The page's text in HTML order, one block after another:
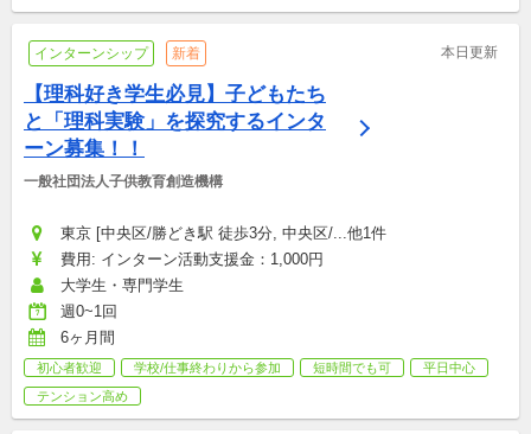
インターンシップ 新着 本日更新
【理科好き学生必見】子どもたち
と「理科実験」を探究するインタ
ーン募集！！
一般社団法人子供教育創造機構
東京 [中央区/勝どき駅 徒歩3分, 中央区/...他1件
費用: インターン活動支援金：1,000円
大学生・専門学生
週0~1回
6ヶ月間
初心者歓迎 学校/仕事終わりから参加 短時間でも可
平日中心
テンション高め